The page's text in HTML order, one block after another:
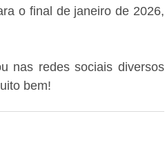
o final de janeiro de 2026,
nas redes sociais diversos
bem!